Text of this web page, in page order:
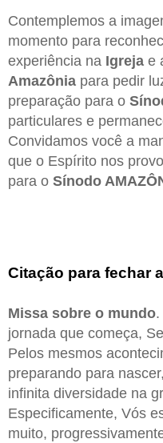
Contemplemos a
momento para
experiência na Igreja e
Amazônia para pedir
preparação para o
particulares e
Convidamos você a
que o Espírito nos
para o Sínodo
Citação para fechar
Missa sobre o mundo.
jornada que começa,
Pelos mesmos
preparando para
infinita diversidade na
Especificamente, Vós
muito,